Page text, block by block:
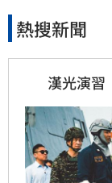
熱搜新聞
漢光演習